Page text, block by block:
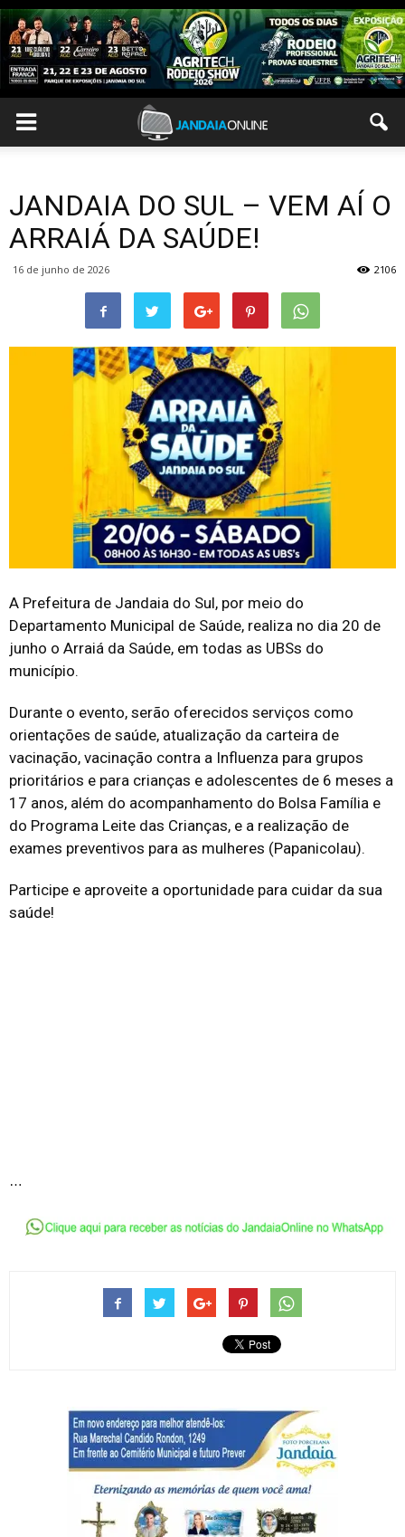
JANDAIA DO SUL – VEM AÍ O
ARRAIÁ DA SAÚDE!
16 de junho de 2026 2106
A Prefeitura de Jandaia do Sul, por meio do
Departamento Municipal de Saúde, realiza no dia 20 de
junho o Arraiá da Saúde, em todas as UBSs do
município.
Durante o evento, serão oferecidos serviços como
orientações de saúde, atualização da carteira de
vacinação, vacinação contra a Influenza para grupos
prioritários e para crianças e adolescentes de 6 meses a
17 anos, além do acompanhamento do Bolsa Família e
do Programa Leite das Crianças, e a realização de
exames preventivos para as mulheres (Papanicolau).
Participe e aproveite a oportunidade para cuidar da sua
saúde!
…